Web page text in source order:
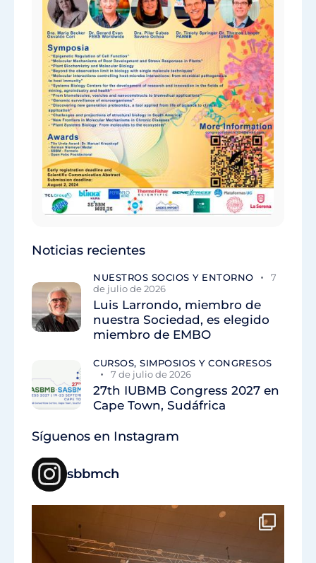
Noticias recientes
NUESTROS SOCIOS Y ENTORNO
7
de julio de 2026
Luis Larrondo, miembro de
nuestra Sociedad, es elegido
miembro de EMBO
CURSOS, SIMPOSIOS Y CONGRESOS
7 de julio de 2026
27th IUBMB Congress 2027 en
Cape Town, Sudáfrica
Síguenos en Instagram
sbbmch